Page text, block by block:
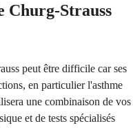
Churg-Strauss
peut être difficile car ses
en particulier l'asthme
une combinaison de vos
et de tests spécialisés